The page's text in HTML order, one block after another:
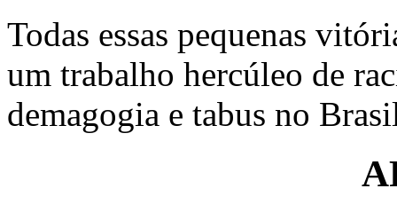
Todas essas pequenas
um trabalho hercúleo de
demagogia e tabus no